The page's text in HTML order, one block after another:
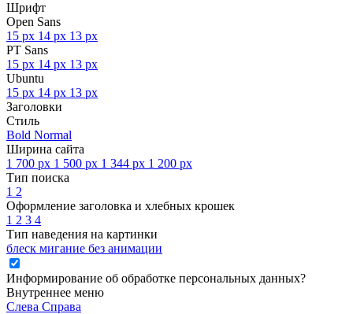
Шрифт
Open Sans
15 px 14 px 13 px
PT Sans
15 px 14 px 13 px
Ubuntu
15 px 14 px 13 px
Заголовки
Стиль
Bold Normal
Ширина сайта
1 700 px 1 500 px 1 344 px 1 200 px
Тип поиска
1 2
Оформление заголовка и хлебных крошек
1 2 3 4
Тип наведения на картинки
блеск мигание без анимации
Информирование об обработке персональных данных?
Внутреннее меню
Слева Справа